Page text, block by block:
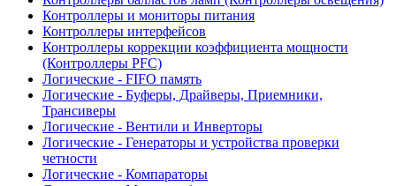
Контроллеры и мониторы питания
Контроллеры интерфейсов
Контроллеры коррекции коэффициента мощности
(Контроллеры PFC)
Логические - FIFO память
Логические - Буферы, Драйверы, Приемники,
Трансиверы
Логические - Вентили и Инверторы
Логические - Генераторы и устройства проверки
четности
Логические - Компараторы